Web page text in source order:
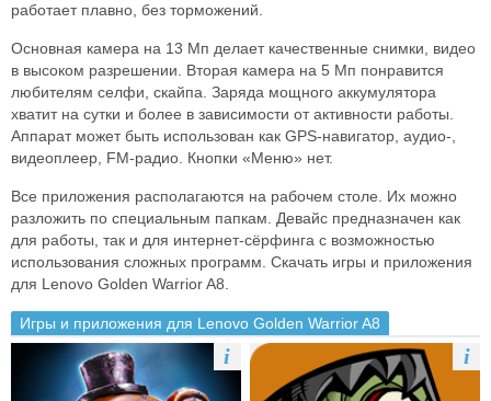
работает плавно, без торможений.
Основная камера на 13 Мп делает качественные снимки, видео
в высоком разрешении. Вторая камера на 5 Мп понравится
любителям селфи, скайпа. Заряда мощного аккумулятора
хватит на сутки и более в зависимости от активности работы.
Аппарат может быть использован как GPS-навигатор, аудио-,
видеоплеер, FM-радио. Кнопки «Меню» нет.
Все приложения располагаются на рабочем столе. Их можно
разложить по специальным папкам. Девайс предназначен как
для работы, так и для интернет-сёрфинга с возможностью
использования сложных программ. Скачать игры и приложения
для Lenovo Golden Warrior A8.
Игры и приложения для Lenovo Golden Warrior A8
i i